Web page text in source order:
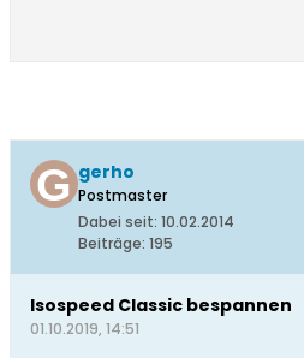
gerho
Postmaster
Dabei seit: 10.02.2014
Beiträge: 195
Isospeed Classic bespannen
01.10.2019, 14:51